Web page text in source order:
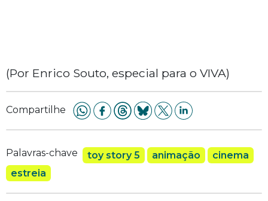
(Por Enrico Souto, especial para o VIVA)
Compartilhe
Palavras-chave toy story 5 animação
cinema
estreia